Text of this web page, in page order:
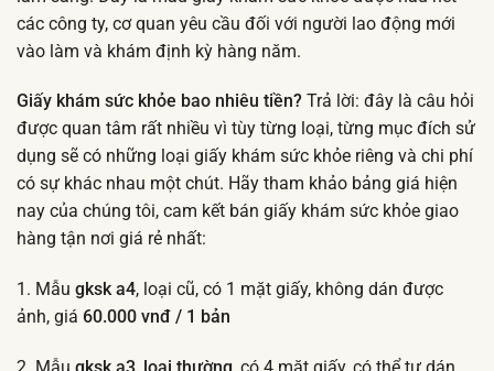
các công ty, cơ quan yêu cầu đối với người lao động mới
vào làm và khám định kỳ hàng năm.
Giấy khám sức khỏe bao nhiêu tiền? Trả lời: đây là câu hỏi
được quan tâm rất nhiều vì tùy từng loại, từng mục đích sử
dụng sẽ có những loại giấy khám sức khỏe riêng và chi phí
có sự khác nhau một chút. Hãy tham khảo bảng giá hiện
nay của chúng tôi, cam kết bán giấy khám sức khỏe giao
hàng tận nơi giá rẻ nhất:
1. Mẫu gksk a4, loại cũ, có 1 mặt giấy, không dán được
ảnh, giá 60.000 vnđ / 1 bản